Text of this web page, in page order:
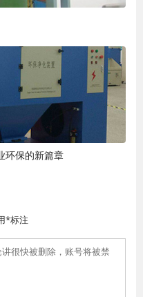
环保的新篇章
*标注